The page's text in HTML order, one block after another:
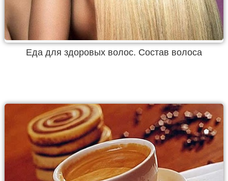
Еда для здоровых волос. Состав волоса